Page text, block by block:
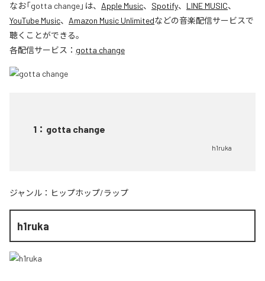
なお「gotta change」は、 Apple Music、 Spotify、 LINE MUSIC、
YouTube Music、 Amazon Music Unlimitedなどの音楽配信サービスで
聴くことができる。
各配信サービス： gotta change
1 ： gotta change
h1ruka
ジャンル： ヒップホップ/ラップ
h1ruka